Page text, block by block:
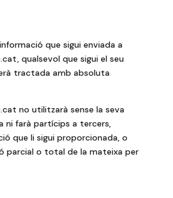
que sigui enviada a
qualsevol que sigui el seu
tractada amb absoluta
no utilitzarà sense la seva
ni farà partícips a tercers,
que li sigui proporcionada, o
parcial o total de la mateixa per